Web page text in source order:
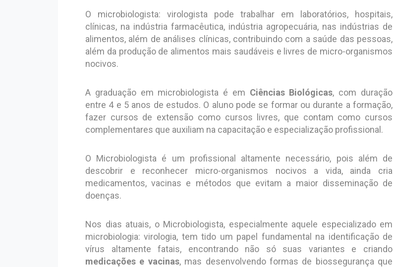
O microbiologista: virologista pode trabalhar em laboratórios, hospitais,
clínicas, na indústria farmacêutica, indústria agropecuária, nas indústrias de
alimentos, além de análises clínicas, contribuindo com a saúde das pessoas,
além da produção de alimentos mais saudáveis e livres de micro-organismos
nocivos.
A graduação em microbiologista é em Ciências Biológicas, com duração
entre 4 e 5 anos de estudos. O aluno pode se formar ou durante a formação,
fazer cursos de extensão como cursos livres, que contam como cursos
complementares que auxiliam na capacitação e especialização profissional.
O Microbiologista é um profissional altamente necessário, pois além de
descobrir e reconhecer micro-organismos nocivos a vida, ainda cria
medicamentos, vacinas e métodos que evitam a maior disseminação de
doenças.
Nos dias atuais, o Microbiologista, especialmente aquele especializado em
microbiologia: virologia, tem tido um papel fundamental na identificação de
vírus altamente fatais, encontrando não só suas variantes e criando
medicações e vacinas, mas desenvolvendo formas de biossegurança que